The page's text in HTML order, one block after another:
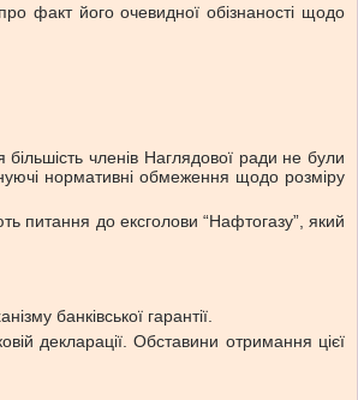
факт його очевидної обізнаності щодо
членів Наглядової ради не були
нормативні обмеження щодо розміру
питання до ексголови “Нафтогазу”, який
банківської гарантії.
декларації. Обставини отримання цієї